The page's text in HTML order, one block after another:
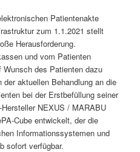
Patientenakte
zum 1.1.2021 stellt
Herausforderung.
und vom Patienten
des Patienten dazu
aktuellen Behandlung an die
bei der Erstbefüllung seiner
NEXUS / MARABU
Cube entwickelt, der die
Informationssystemen und
sofort verfügbar.